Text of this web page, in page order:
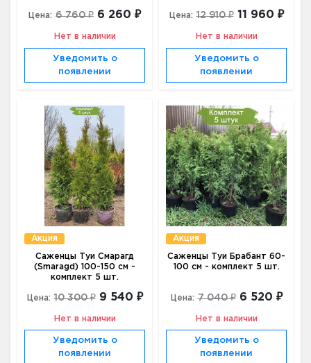
Цена: 6 760 ₽ 6 260 ₽
Нет в наличии
Уведомить о
появлении
Цена: 12 910 ₽ 11 960 ₽
Нет в наличии
Уведомить о
появлении
Акция
Саженцы Туи Смарагд
(Smaragd) 100-150 см -
комплект 5 шт.
Цена: 10 300 ₽ 9 540 ₽
Нет в наличии
Уведомить о
появлении
Акция
Саженцы Туи Брабант 60-
100 см - комплект 5 шт.
Цена: 7 040 ₽ 6 520 ₽
Нет в наличии
Уведомить о
появлении